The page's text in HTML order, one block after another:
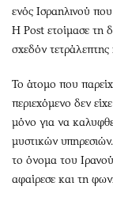
ενός Ισραηλινού
Η Post ετοίμασε τη
σχεδόν τετράλεπτης
Το άτομο που
περιεχόμενο δεν
μόνο για να
μυστικών υπηρεσιών.
το όνομα του
αφαίρεσε και τη